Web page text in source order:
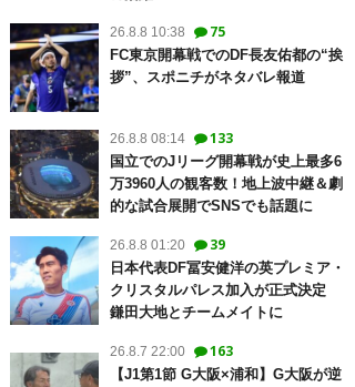
26.8.8 10:38 75
FC東京開幕戦でのDF長友佑都の“挨
拶”、スポニチがネタバレ報道
26.8.8 08:14 133
国立でのJリーグ開幕戦が史上最多6
万3960人の観客数！地上波中継＆劇
的な試合展開でSNSでも話題に
26.8.8 01:20 39
日本代表DF冨安健洋の英プレミア・
クリスタルパレス加入が正式決定
鎌田大地とチームメイトに
26.8.7 22:00 163
【J1第1節 G大阪×浦和】G大阪が逆